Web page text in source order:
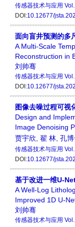
传感器技术与应用
DOI:10.12677/
面向盲井预测的多
A Multi-Scale
Reconstruction in
刘帅骞
传感器技术与应用
DOI:10.12677/
图像去噪过程可视
Design and
Image Denoising
贾宇欣 翟 林 孔
传感器技术与应用
DOI:10.12677/
基于改进一维U-
A Well-Log
Improved 1D U-
刘帅骞
传感器技术与应用